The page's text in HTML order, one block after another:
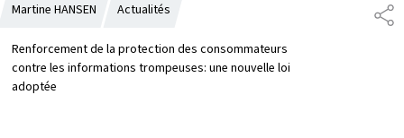
P
A
Martine HANSEN Actualités
Renforcement de la protection des consommateurs
contre les informations trompeuses: une nouvelle loi
adoptée